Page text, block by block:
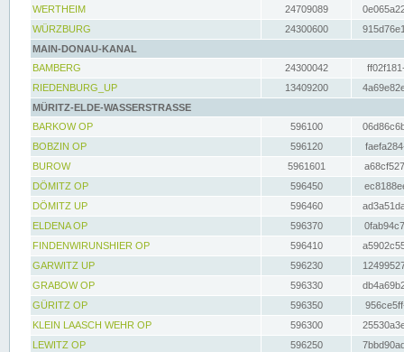
WERTHEIM
24709089
WÜRZBURG
24300600
MAIN-DONAU-KANAL
BAMBERG
24300042
RIEDENBURG_UP
13409200
MÜRITZ-ELDE-WASSERSTRASSE
BARKOW OP
596100
BOBZIN OP
596120
BUROW
5961601
DÖMITZ OP
596450
DÖMITZ UP
596460
ELDENA OP
596370
FINDENWIRUNSHIER OP
596410
GARWITZ UP
596230
GRABOW OP
596330
GÜRITZ OP
596350
KLEIN LAASCH WEHR OP
596300
LEWITZ OP
596250